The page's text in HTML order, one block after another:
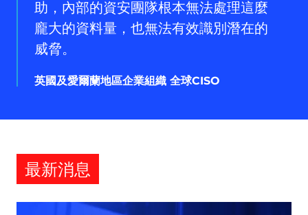
及
愛
爾
蘭
地
區
業
織
全
球
CISO
助，內部的資安團隊根本無法處理這麼
龐大的資料量，也無法有效識別潛在的
威脅。
英國及愛爾蘭地區企業組織 全球CISO
最新消息